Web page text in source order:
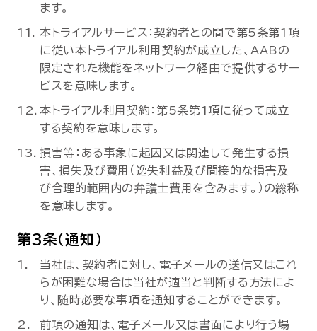
ます。
本トライアルサービス：契約者との間で第5条第1項
に従い本トライアル利用契約が成立した、AABの
限定された機能をネットワーク経由で提供するサー
ビスを意味します。
本トライアル利用契約：第5条第1項に従って成立
する契約を意味します。
損害等：ある事象に起因又は関連して発生する損
害、損失及び費用（逸失利益及び間接的な損害及
び合理的範囲内の弁護士費用を含みます。）の総称
を意味します。
第3条（通知）
当社は、契約者に対し、電子メールの送信又はこれ
らが困難な場合は当社が適当と判断する方法によ
り、随時必要な事項を通知することができます。
前項の通知は、電子メール又は書面により行う場